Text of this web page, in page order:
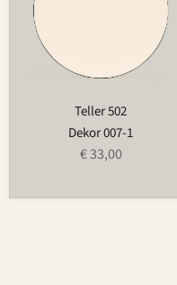
Teller 502
Dekor 007-1
€ 33,00